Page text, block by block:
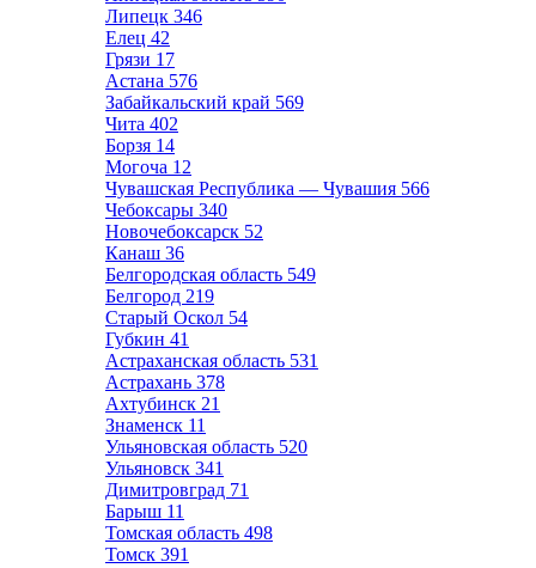
Липецк 346
Елец 42
Грязи 17
Астана 576
Забайкальский край 569
Чита 402
Борзя 14
Могоча 12
Чувашская Республика — Чувашия 566
Чебоксары 340
Новочебоксарск 52
Канаш 36
Белгородская область 549
Белгород 219
Старый Оскол 54
Губкин 41
Астраханская область 531
Астрахань 378
Ахтубинск 21
Знаменск 11
Ульяновская область 520
Ульяновск 341
Димитровград 71
Барыш 11
Томская область 498
Томск 391